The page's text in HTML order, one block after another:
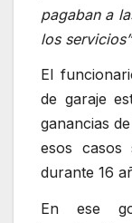
pagaban a
los servicios”
El
de garaje
ganancias
esos casos
durante 16
En ese